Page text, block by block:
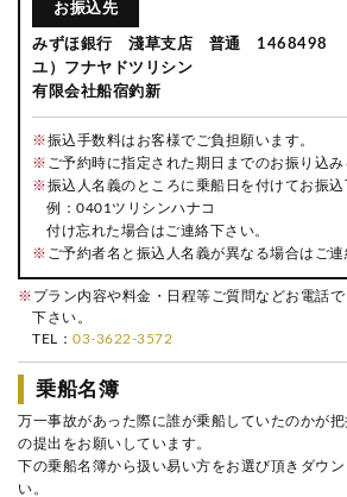
お振込先
みずほ銀行 淺草支店 普通 1468498
ユ）フナヤドツリシン
有限会社船宿釣新
※振込手数料はお客様でご負担願います。
※ ご予約時に指定された期日までのお振り込み
※振込人名義のところに乗船日を付けてお振込
例：0401ツリシンハナコ
付け忘れた場合はご連絡下さい。
※ ご予約者名と振込人名義が異なる場合はご連
※ プラン内容や料金・日程等ご質問などお電話
下さい。
TEL： 03-3622-3572
乗船名簿
万一事故があった際に誰が乗船していたのかが
の提出をお願いしています。
下の乗船名簿から扱い易い方をお選び頂きダウ
い。